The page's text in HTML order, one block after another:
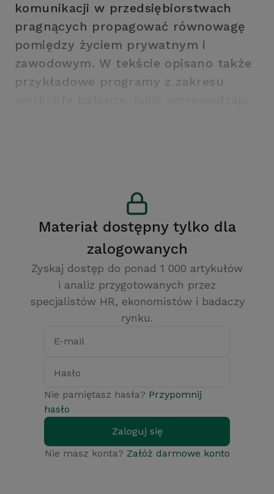
komunikacji w przedsiębiorstwach
pragnących propagować równowagę
pomiędzy życiem prywatnym i
zawodowym. W tekście opisano także
przykładowe programy z zakresu
Materiał dostępny tylko dla
zalogowanych
Zyskaj dostęp do ponad 1 000 artykułów
i analiz przygotowanych przez
specjalistów HR, ekonomistów i badaczy
rynku.
E-mail
Hasło
Nie pamiętasz hasła? Przypomnij
hasło
Zaloguj się
Nie masz konta? Załóż darmowe konto